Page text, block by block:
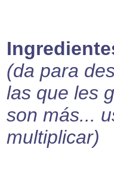
(da para
las que les
son más...
multiplicar)